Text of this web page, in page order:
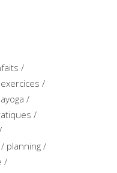
exercices
planning